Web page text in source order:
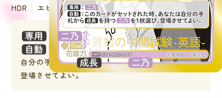
HDR エピソード
：
：このカードがセットされた時、あなたは
自分の手札から
を持つ
を１枚選び、
登場させてよい。